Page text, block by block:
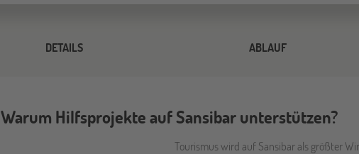
DETAILS ABLAUF
Warum Hilfsprojekte auf Sansibar unterstützen?
Tourismus wird auf Sansibar als größter